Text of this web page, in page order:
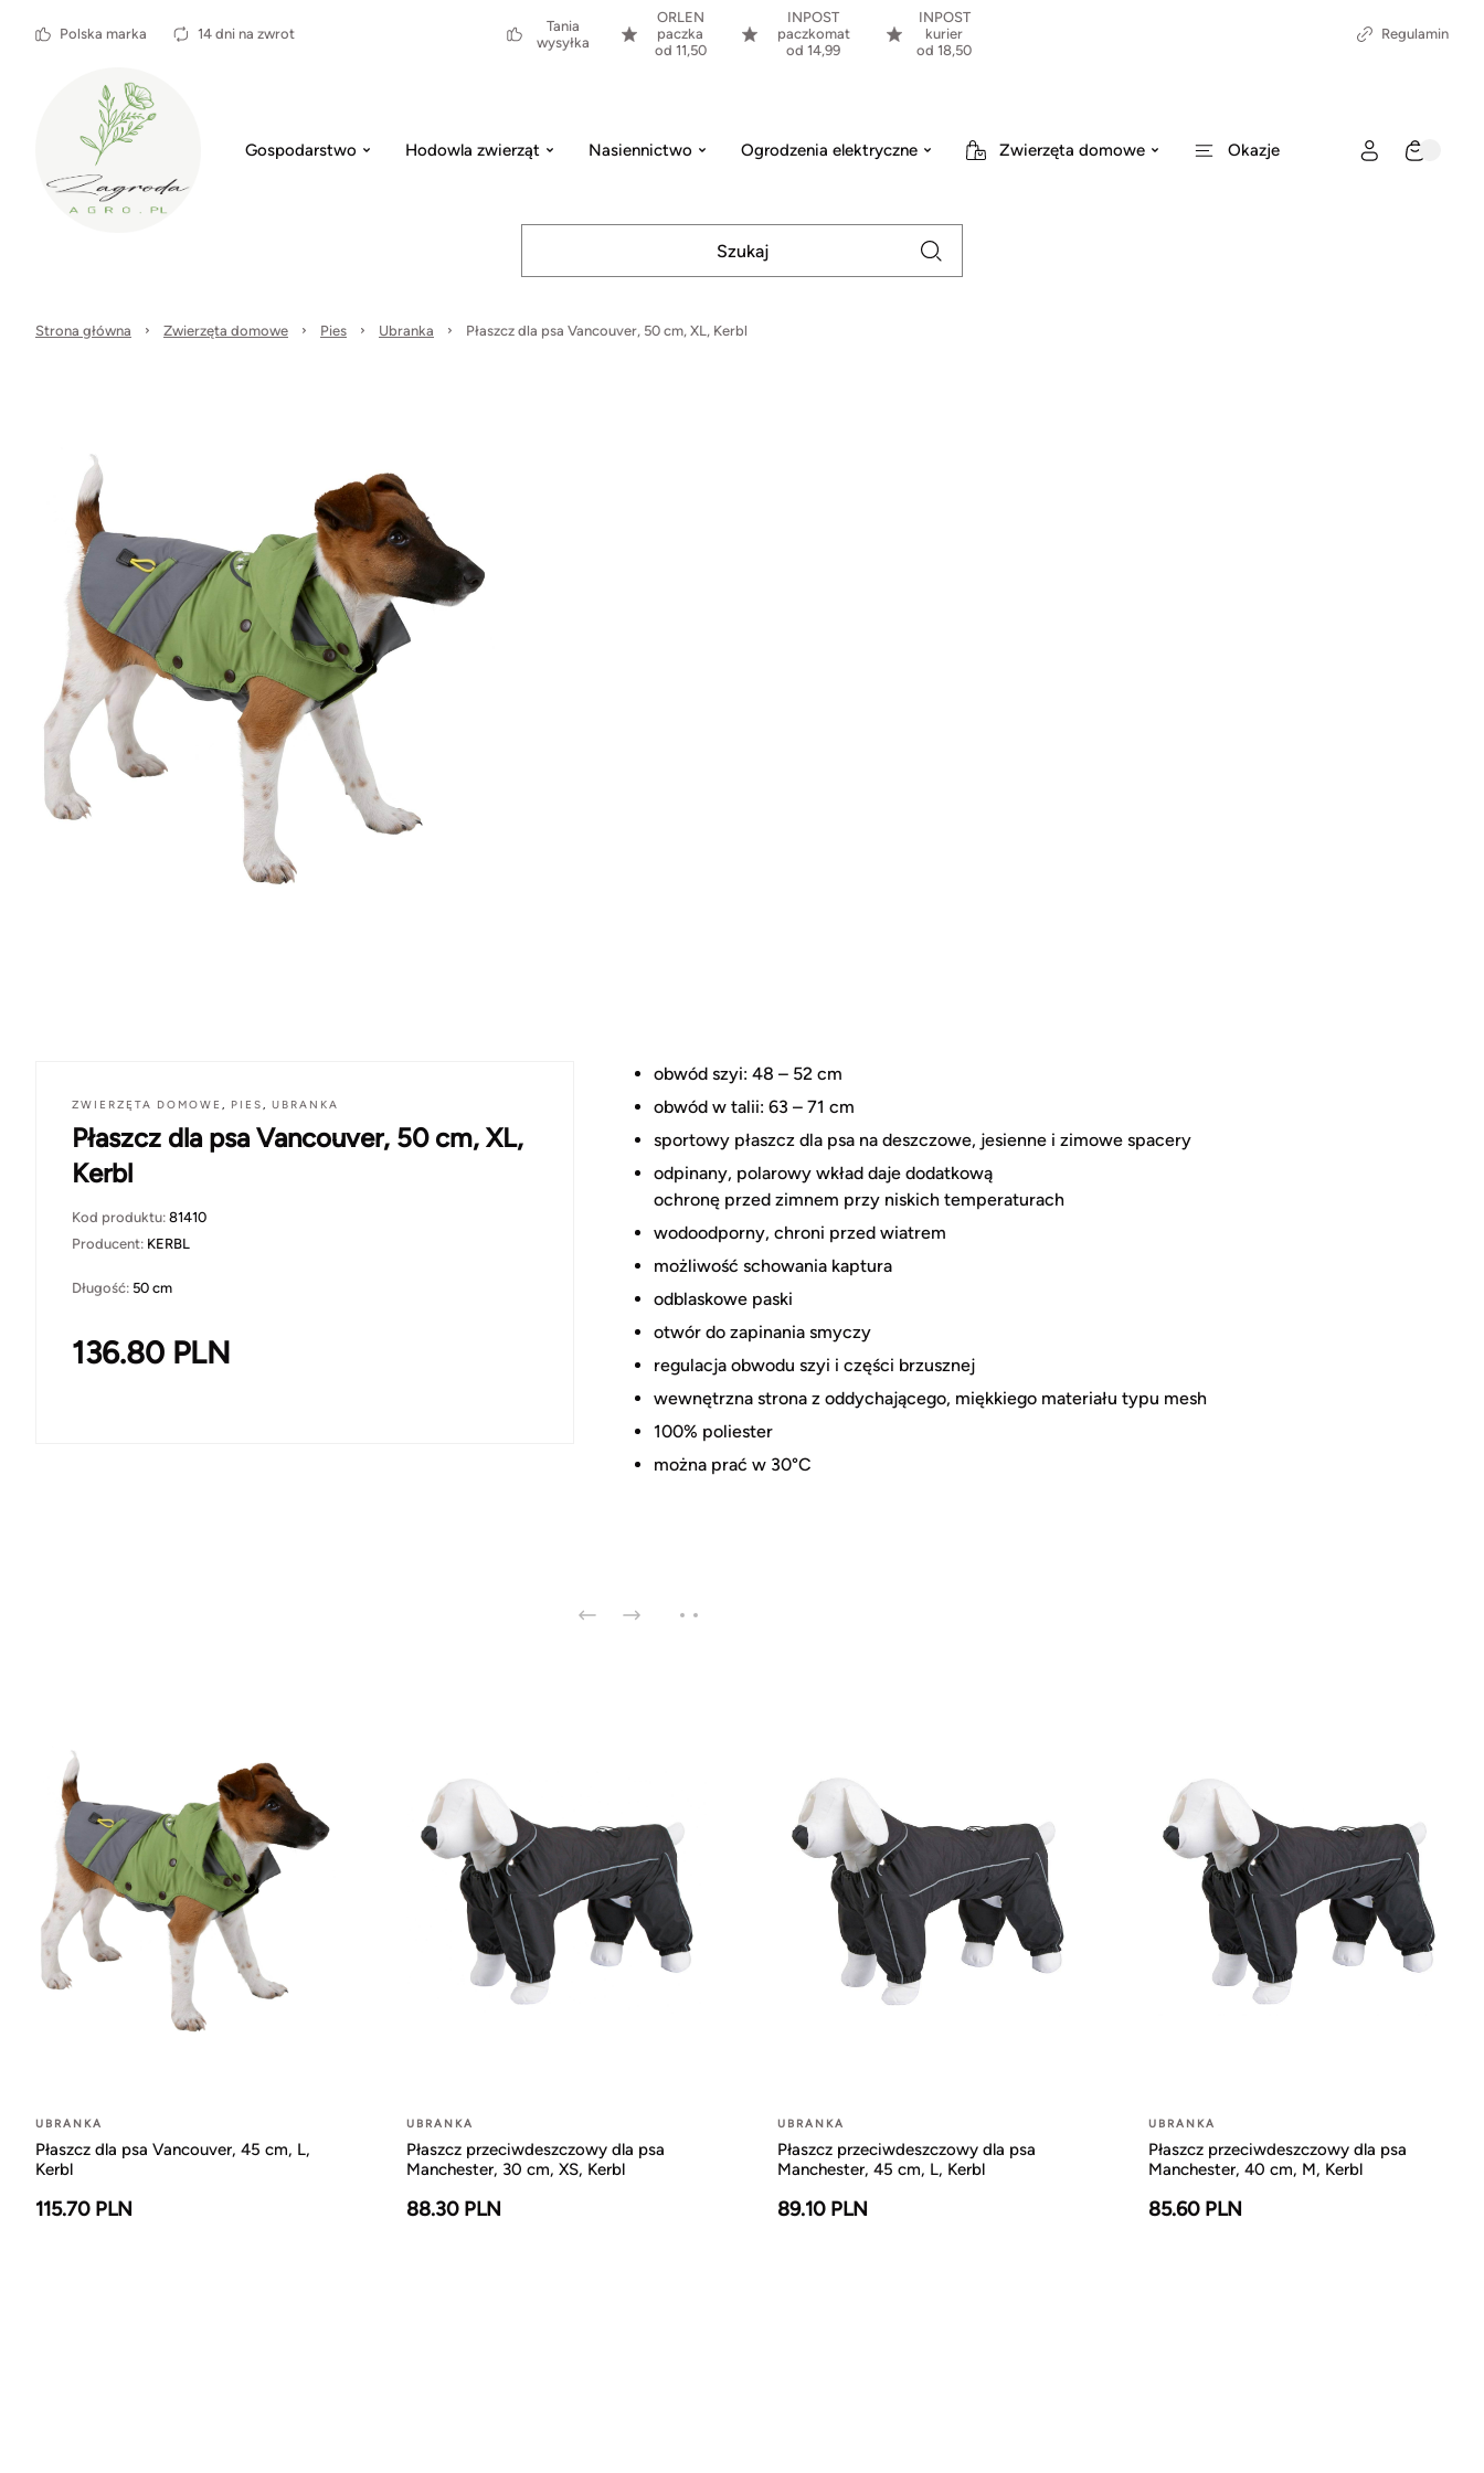
Polska marka 14 dni na zwrot
Tania
wysyłka
ORLEN
paczka
od 11,50
INPOST
paczkomat
od 14,99
INPOST
kurier
od 18,50
Regulamin
Gospodarstwo Hodowla zwierząt Nasiennictwo Ogrodzenia elektryczne Zwierzęta domowe Okazje
Strona główna Zwierzęta domowe Pies Ubranka Płaszcz dla psa Vancouver, 50 cm, XL, Kerbl
ZWIERZĘTA DOMOWE , PIES, UBRANKA
Płaszcz dla psa Vancouver, 50 cm, XL,
Kerbl
Kod produktu: 81410
Producent: KERBL
Długość: 50 cm
136.80 PLN
obwód szyi: 48 – 52 cm
obwód w talii: 63 – 71 cm
sportowy płaszcz dla psa na deszczowe, jesienne i zimowe spacery
odpinany, polarowy wkład daje dodatkową
ochronę przed zimnem przy niskich temperaturach
wodoodporny, chroni przed wiatrem
możliwość schowania kaptura
odblaskowe paski
otwór do zapinania smyczy
regulacja obwodu szyi i części brzusznej
wewnętrzna strona z oddychającego, miękkiego materiału typu mesh
100% poliester
można prać w 30°C
UBRANKA
Płaszcz dla psa Vancouver, 45 cm, L,
Kerbl
115.70 PLN
UBRANKA
Płaszcz przeciwdeszczowy dla psa
Manchester, 30 cm, XS, Kerbl
88.30 PLN
UBRANKA
Płaszcz przeciwdeszczowy dla psa
Manchester, 45 cm, L, Kerbl
89.10 PLN
UBRANKA
Płaszcz przeciwdeszczowy dla psa
Manchester, 40 cm, M, Kerbl
85.60 PLN